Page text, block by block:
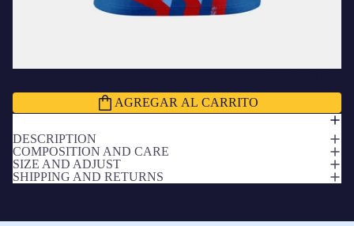
AGREGAR AL CARRITO
DESCRIPTION
COMPOSITION AND CARE
SIZE AND ADJUST
SHIPPING AND RETURNS